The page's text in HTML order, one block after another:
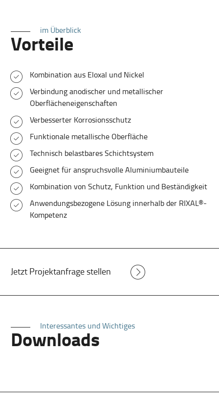
im Überblick
Vorteile
Kombination aus Eloxal und Nickel
Verbindung anodischer und metallischer
Oberflächeneigenschaften
Verbesserter Korrosionsschutz
Funktionale metallische Oberfläche
Technisch belastbares Schichtsystem
Geeignet für anspruchsvolle Aluminiumbauteile
Kombination von Schutz, Funktion und Beständigkeit
Anwendungsbezogene Lösung innerhalb der RIXAL®-
Kompetenz
Jetzt Projektanfrage stellen
Interessantes und Wichtiges
Downloads